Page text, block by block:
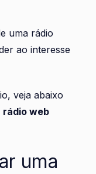
uma rádio
ao interesse
veja abaixo
rádio web
uma